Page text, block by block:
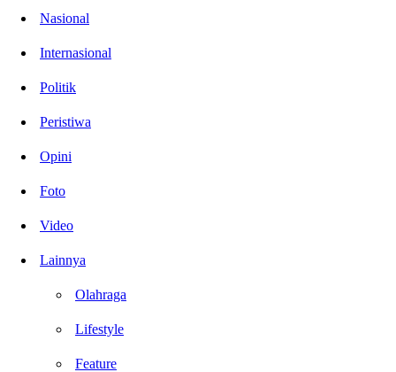
Nasional
Internasional
Politik
Peristiwa
Opini
Foto
Video
Lainnya
Olahraga
Lifestyle
Feature